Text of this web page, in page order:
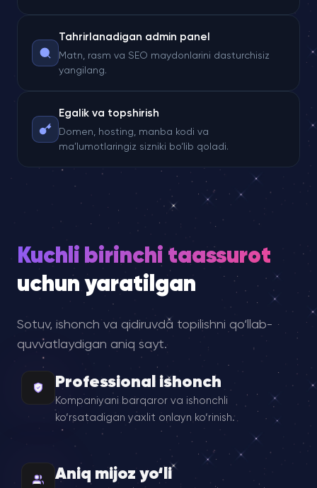
Tahrirlanadigan admin panel
Matn, rasm va SEO maydonlarini dasturchisiz
yangilang.
Egalik va topshirish
Domen, hosting, manba kodi va
ma’lumotlaringiz sizniki bo‘lib qoladi.
Kuchli birinchi taassurot
uchun yaratilgan
Sotuv, ishonch va qidiruvda topilishni qo‘llab-
quvvatlaydigan aniq sayt.
Professional ishonch
Kompaniyani barqaror va ishonchli
ko‘rsatadigan yaxlit onlayn ko‘rinish.
Aniq mijoz yo‘li